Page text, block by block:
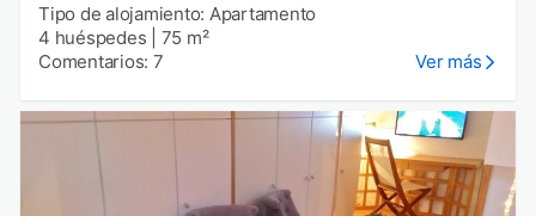
Tipo de alojamiento: Apartamento
4 huéspedes
75 m²
Comentarios: 7
Ver más